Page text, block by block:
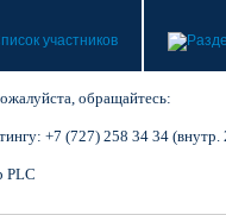
обращайтесь:
+7 (727) 258 34 34 (внутр.
PLC